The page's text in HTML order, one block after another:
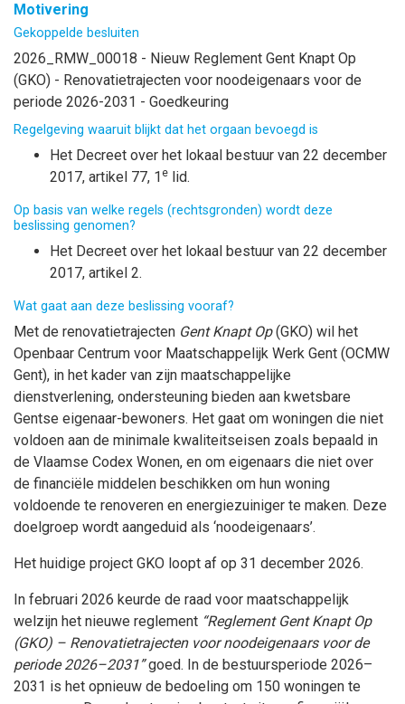
Motivering
Gekoppelde besluiten
2026_RMW_00018 - Nieuw Reglement Gent Knapt Op
(GKO) - Renovatietrajecten voor noodeigenaars voor de
periode 2026-2031 - Goedkeuring
Regelgeving waaruit blijkt dat het orgaan bevoegd is
Het Decreet over het lokaal bestuur van 22 december
2017, artikel 77, 1 e lid.
Op basis van welke regels (rechtsgronden) wordt deze
beslissing genomen?
Het Decreet over het lokaal bestuur van 22 december
2017, artikel 2.
Wat gaat aan deze beslissing vooraf?
Met de renovatietrajecten Gent Knapt Op(GKO) wil het
Openbaar Centrum voor Maatschappelijk Werk Gent (OCMW
Gent), in het kader van zijn maatschappelijke
dienstverlening, ondersteuning bieden aan kwetsbare
Gentse eigenaar-bewoners. Het gaat om woningen die niet
voldoen aan de minimale kwaliteitseisen zoals bepaald in
de Vlaamse Codex Wonen, en om eigenaars die niet over
de financiële middelen beschikken om hun woning
voldoende te renoveren en energiezuiniger te maken. Deze
doelgroep wordt aangeduid als ‘noodeigenaars’.
Het huidige project GKO loopt af op 31 december 2026.
In februari 2026 keurde de raad voor maatschappelijk
welzijn het nieuwe reglement “Reglement Gent Knapt Op
(GKO) – Renovatietrajecten voor noodeigenaars voor de
periode 2026–2031”goed. In de bestuursperiode 2026–
2031 is het opnieuw de bedoeling om 150 woningen te